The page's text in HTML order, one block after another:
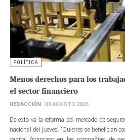
POLÍTICA
Menos derechos para los
el sector financiero
REDACCIÓN 03 AGOSTO 2026
De esto va la reforma del mercado de
nacional del jueves. “Quienes se benefician